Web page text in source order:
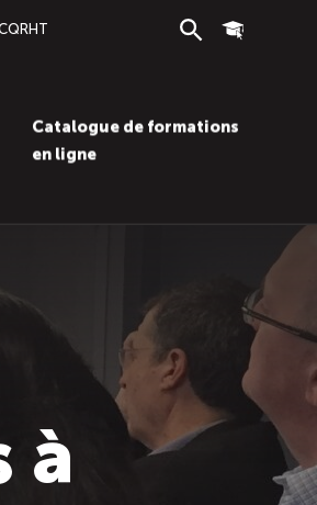
Catalogue de formations
en ligne
à